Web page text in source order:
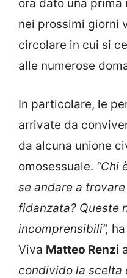
ora dato una
nei prossimi giorni
circolare in cui si
alle numerose
In particolare, le
arrivate da
da alcuna unione
omosessuale. “Chi
se andare a
fidanzata? Queste
incomprensibili”,
Viva Matteo Renzi
condivido la scelta